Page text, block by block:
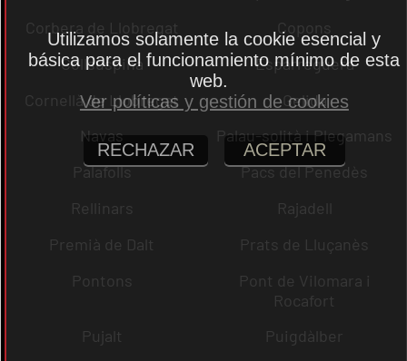
Corbera de Llobregat
Copons
Collsuspina
Esparreguera
Cornellà de Llobregat
Gelida
Navas
Palau-solità i Plegamans
Palafolls
Pacs del Penedès
Rellinars
Rajadell
Premià de Dalt
Prats de Lluçanès
Pontons
Pont de Vilomara i
Rocafort
Pujalt
Puigdàlber
Utilizamos solamente la cookie esencial y
básica para el funcionamiento mínimo de esta
web.
Ver políticas y gestión de cookies
RECHAZAR ACEPTAR